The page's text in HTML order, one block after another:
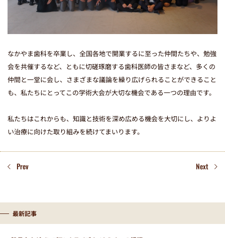
なかやま歯科を卒業し、全国各地で開業するに至った仲間たちや、勉強
会を共催するなど、ともに切磋琢磨する歯科医師の皆さまなど、多くの
仲間と一堂に会し、さまざまな議論を繰り広げられることができること
も、私たちにとってこの学術大会が大切な機会である一つの理由です。
私たちはこれからも、知識と技術を深め広める機会を大切にし、よりよ
い治療に向けた取り組みを続けてまいります。
Prev Next
最新記事